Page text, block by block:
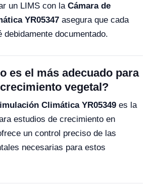
un LIMS con la Cámara de
YR05347 asegura que cada
debidamente documentado.
es el más adecuado para
vegetal?
Climática YR05349 es la
estudios de crecimiento en
un control preciso de las
necesarias para estos